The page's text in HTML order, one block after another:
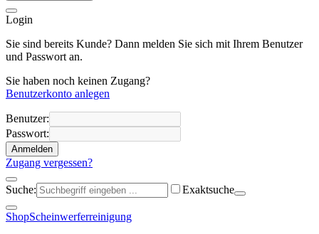
Login
Sie sind bereits Kunde? Dann melden Sie sich mit Ihrem Benutzer
und Passwort an.
Sie haben noch keinen Zugang?
Benutzerkonto anlegen
Benutzer:
Passwort:
Anmelden
Zugang vergessen?
Suche: Exaktsuche
ShopScheinwerferreinigung